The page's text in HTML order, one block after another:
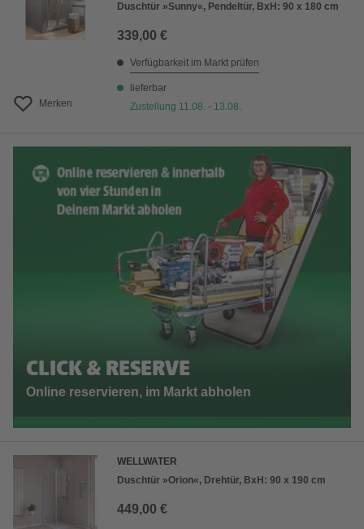
Merken
Duschtür »Sunny«, Pendeltür, BxH: 90 x 180 cm
339,00 €
Verfügbarkeit im Markt prüfen
lieferbar
Zustellung 11.08. - 13.08.
CLICK & RESERVE
Online reservieren, im Markt abholen
WELLWATER
Duschtür »Orion«, Drehtür, BxH: 90 x 190 cm
449,00 €